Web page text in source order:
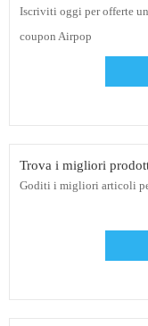
Iscriviti oggi per offerte
coupon Airpop
Trova i migliori
Goditi i migliori articoli